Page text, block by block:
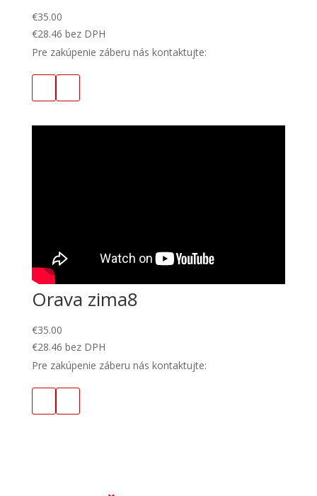
€35.00
€28.46 bez DPH
Pre zakúpenie záberu nás kontaktujte:
Orava zima8
€35.00
€28.46 bez DPH
Pre zakúpenie záberu nás kontaktujte: